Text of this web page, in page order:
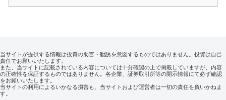
当サイトが提供する情報は投資の助言・勧誘を意図するものではありません。投資は自己
責任でお願いいたします。
また、当サイトに記載されている内容については十分確認の上で掲載していますが、内容
の正確性を保証するものではありません。各企業、証券取引所等の開示情報にて必ず確認
をお願いいたします。
当サイトの利用によるいかなる損害も、当サイトおよび運営者は一切の責任を負いかねま
す。